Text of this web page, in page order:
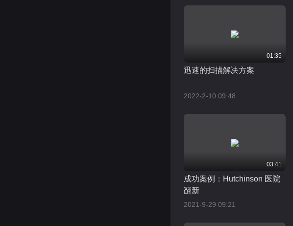
01:35
迅速的扫描解决方案
2022-2-10 09:48
03:41
成功案例：Hutchinson 医院
翻新
2021-9-29 09:21